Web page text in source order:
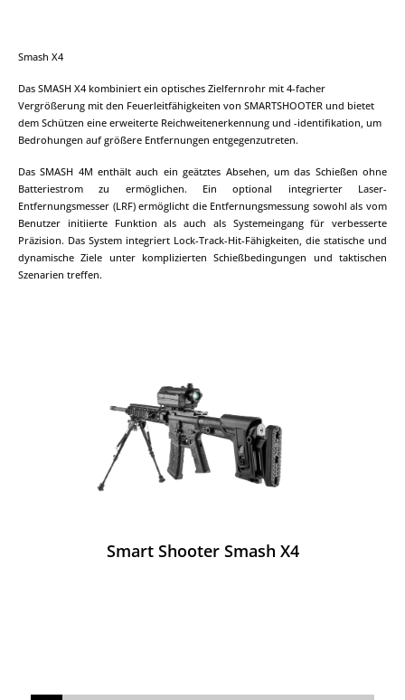
Smash X4
Das SMASH X4 kombiniert ein optisches Zielfernrohr mit 4-facher
Vergrößerung mit den Feuerleitfähigkeiten von SMARTSHOOTER und bietet
dem Schützen eine erweiterte Reichweitenerkennung und -identifikation, um
Bedrohungen auf größere Entfernungen entgegenzutreten.
Das SMASH 4M enthält auch ein geätztes Absehen, um das Schießen ohne
Batteriestrom zu ermöglichen. Ein optional integrierter Laser-
Entfernungsmesser (LRF) ermöglicht die Entfernungsmessung sowohl als vom
Benutzer initiierte Funktion als auch als Systemeingang für verbesserte
Präzision. Das System integriert Lock-Track-Hit-Fähigkeiten, die statische und
dynamische Ziele unter komplizierten Schießbedingungen und taktischen
Szenarien treffen.
Smart Shooter Smash X4